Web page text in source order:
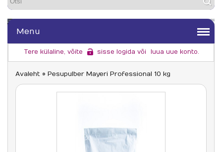
Menu
Tere külaline, võite sisse logida või luua uue konto.
Avaleht » Pesupulber Mayeri Professional 10 kg